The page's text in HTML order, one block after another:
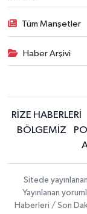
Tüm Manşetler
Haber Arşivi
RİZE HABERLERİ
BÖLGEMİZ
Sitede
Yayınlanan
Haberleri / Son